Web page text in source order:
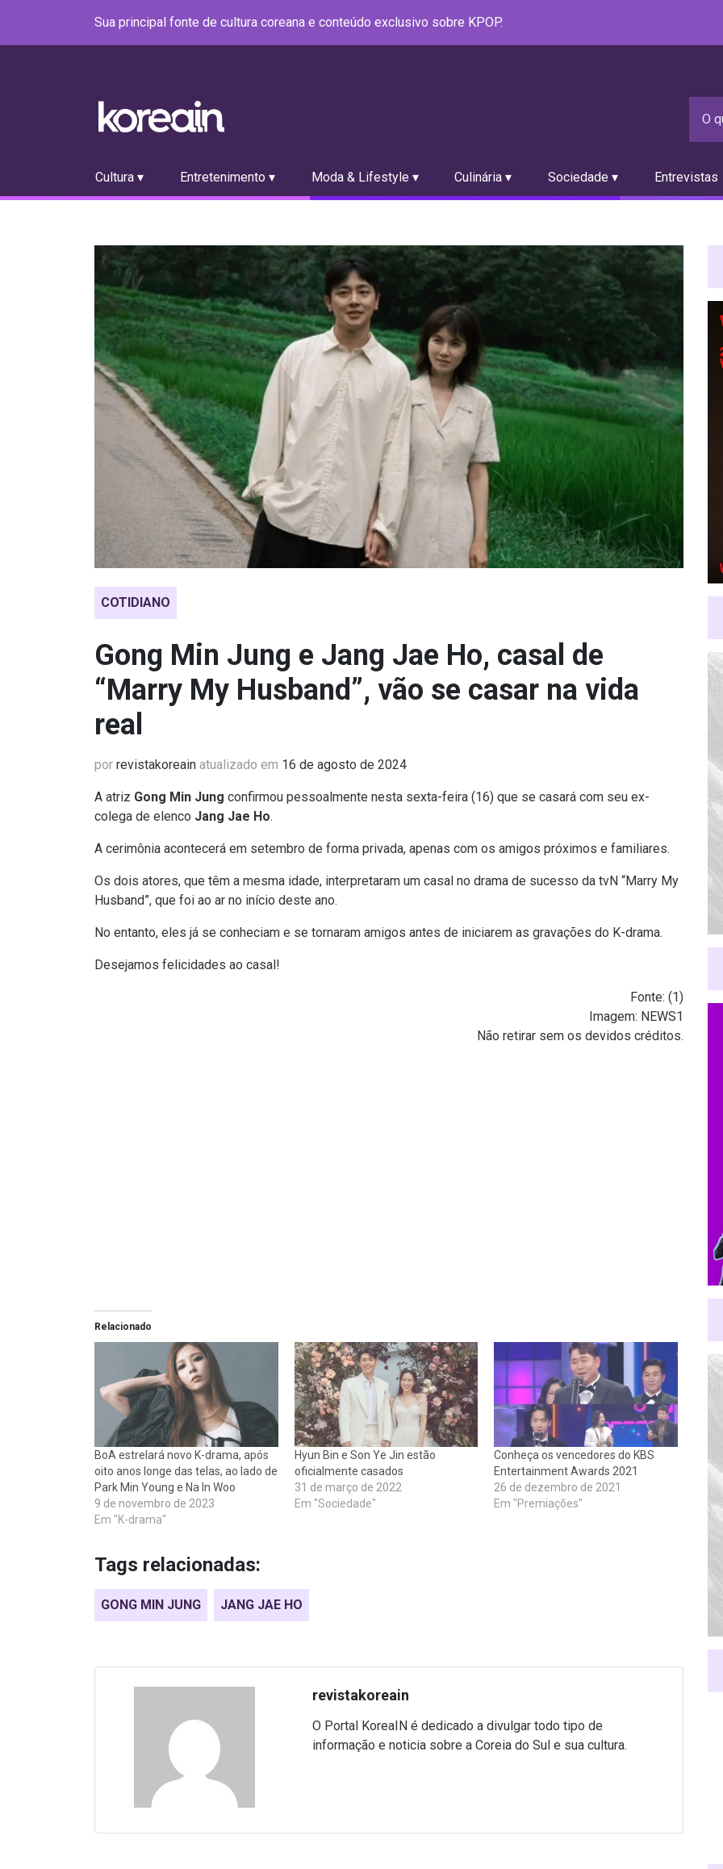
Sua principal fonte de cultura coreana e conteúdo exclusivo sobre KPOP.
Cultura ▾ Entretenimento ▾ Moda & Lifestyle ▾ Culinária ▾ Sociedade ▾ Entrevistas
COTIDIANO
Gong Min Jung e Jang Jae Ho, casal de
“Marry My Husband”, vão se casar na vida
real
por revistakoreain atualizado em 16 de agosto de 2024
A atriz Gong Min Jung confirmou pessoalmente nesta sexta-feira (16) que se casará com seu ex-
colega de elenco Jang Jae Ho.
A cerimônia acontecerá em setembro de forma privada, apenas com os amigos próximos e familiares.
Os dois atores, que têm a mesma idade, interpretaram um casal no drama de sucesso da tvN “Marry My
Husband”, que foi ao ar no início deste ano.
No entanto, eles já se conheciam e se tornaram amigos antes de iniciarem as gravações do K-drama.
Desejamos felicidades ao casal!
Fonte: (1)
Imagem: NEWS1
Não retirar sem os devidos créditos.
Relacionado
BoA estrelará novo K-drama, após
oito anos longe das telas, ao lado de
Park Min Young e Na In Woo
9 de novembro de 2023
Em "K-drama"
Hyun Bin e Son Ye Jin estão
oficialmente casados
31 de março de 2022
Em "Sociedade"
Conheça os vencedores do KBS
Entertainment Awards 2021
26 de dezembro de 2021
Em "Premiações"
Tags relacionadas:
GONG MIN JUNG JANG JAE HO
revistakoreain
O Portal KoreaIN é dedicado a divulgar todo tipo de
informação e noticia sobre a Coreia do Sul e sua cultura.